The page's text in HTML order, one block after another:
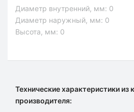
Диаметр внутренний, мм: 0
Диаметр наружный, мм: 0
Высота, мм: 0
Технические характеристики из
производителя: